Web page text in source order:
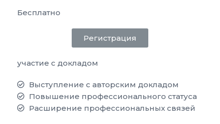
Бесплатно
Регистрация
участие с докладом
Выступление с авторским докладом
Повышение профессионального статуса
Расширение профессиональных связей